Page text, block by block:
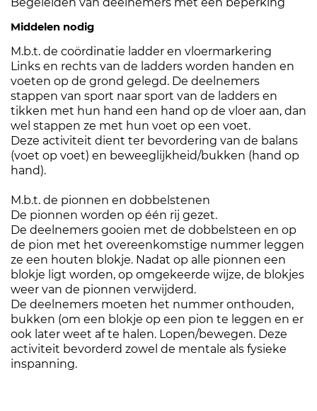
Middelen nodig
M.b.t. de coördinatie ladder en vloermarkering
Links en rechts van de ladders worden handen en
voeten op de grond gelegd. De deelnemers
stappen van sport naar sport van de ladders en
tikken met hun hand een hand op de vloer aan, dan
wel stappen ze met hun voet op een voet.
Deze activiteit dient ter bevordering van de balans
(voet op voet) en beweeglijkheid/bukken (hand op
hand).
M.b.t. de pionnen en dobbelstenen
De pionnen worden op één rij gezet.
De deelnemers gooien met de dobbelsteen en op
de pion met het overeenkomstige nummer leggen
ze een houten blokje. Nadat op alle pionnen een
blokje ligt worden, op omgekeerde wijze, de blokjes
weer van de pionnen verwijderd.
De deelnemers moeten het nummer onthouden,
bukken (om een blokje op een pion te leggen en er
ook later weet af te halen. Lopen/bewegen. Deze
activiteit bevorderd zowel de mentale als fysieke
inspanning.